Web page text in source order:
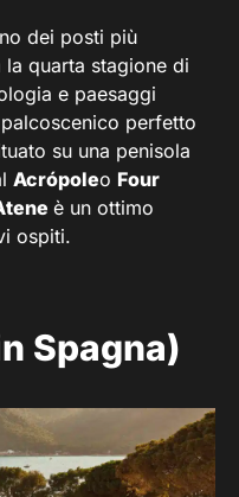
dei posti più
quarta stagione di
e paesaggi
perfetto
su una penisola
Acrópoleo Four
è un ottimo
ospiti.
Spagna)